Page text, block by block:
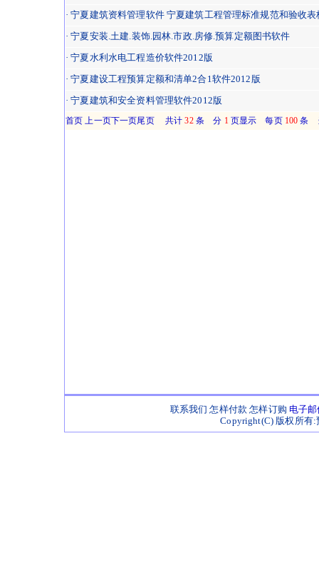
· 宁夏建筑资料管理软件 宁夏建筑工程管理标准规范和验收表
· 宁夏安装.土建.装饰.园林.市政.房修.预算定额图书软件
· 宁夏水利水电工程造价软件2012版
· 宁夏建设工程预算定额和清单2合1软件2012版
· 宁夏建筑和安全资料管理软件2012版
首页 上一页下一页尾页 共计32条 分 1页显示 每页 100 条
联系我们 怎样付款 怎样订购 电子
Copyright(C) 版权所